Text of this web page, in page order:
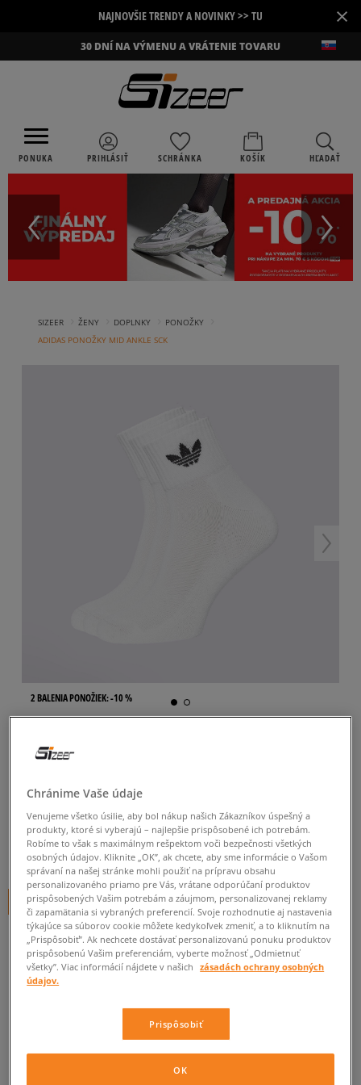
NAJNOVŠIE TRENDY A NOVINKY >> TU ×
30 DNÍ NA VÝMENU A VRÁTENIE TOVARU
PONUKA PRIHLÁSIŤ SCHRÁNKA KOŠÍK HĽADAŤ
SIZEER ŽENY DOPLNKY PONOŽKY
ADIDAS PONOŽKY MID ANKLE SCK
2 BALENIA PONOŽIEK: -10 %
ADIDAS PONOŽKY MID ANKLE
SCK
unisex, ponožky
5.0(264)
13€cena s DPH
+ 13 BODOV VSIZEERCLUBE
FARBABIELA
Chránime Vaše údaje
Venujeme všetko úsilie, aby bol nákup našich Zákazníkov úspešný a
produkty, ktoré si vyberajú – najlepšie prispôsobené ich potrebám.
Robíme to však s maximálnym rešpektom voči bezpečnosti všetkých
osobných údajov. Kliknite „OK”, ak chcete, aby sme informácie o Vašom
správaní na našej stránke mohli použiť na prípravu obsahu
personalizovaného priamo pre Vás, vrátane odporúčaní produktov
prispôsobených Vašim potrebám a záujmom, personalizovanej reklamy
či zapamätania si vybraných preferencií. Svoje rozhodnutie aj nastavenia
týkajúce sa súborov cookie môžete kedykoľvek zmeniť, a to kliknutím na
„Prispôsobiť”. Ak nechcete dostávať personalizovanú ponuku produktov
prispôsobenú Vašim preferenciám, vyberte možnosť „Odmietnuť
všetky”. Viac informácií nájdete v našich
zásadách ochrany osobných
údajov.
Prispôsobiť
OK